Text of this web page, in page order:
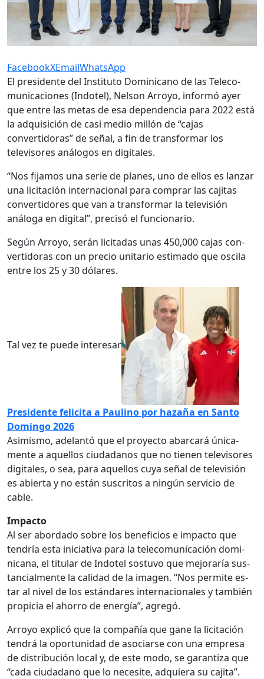
FacebookXEmailWhatsApp
El presidente del Instituto Dominicano de las Teleco­
municaciones (Indotel), Nelson Arroyo, informó ayer
que entre las metas de esa dependencia para 2022 está
la adquisición de casi medio millón de “cajas
convertidoras” de señal, a fin de transformar los
televisores análogos en digitales.
“Nos fijamos una serie de planes, uno de ellos es lan­zar
una licitación interna­cional para comprar las ca­jitas
convertidores que van a transformar la televisión
análoga en digital”, precisó el funcionario.
Según Arroyo, serán licita­das unas 450,000 cajas con­
vertidoras con un precio unitario estimado que osci­la
entre los 25 y 30 dólares.
Tal vez te puede interesar
Presidente felicita a Paulino por hazaña en Santo
Domingo 2026
Asimismo, adelantó que el proyecto abarcará única­
mente a aquellos ciudada­nos que no tienen televi­sores
digitales, o sea, para aquellos cuya señal de tele­visión
es abierta y no están suscritos a ningún servicio de
cable.
Impacto
Al ser abordado sobre los beneficios e impacto que
tendría esta iniciativa para la telecomunicación domi­
nicana, el titular de Indotel sostuvo que mejoraría sus­
tancialmente la calidad de la imagen. “Nos permite es­
tar al nivel de los estándares internacionales y también
propicia el ahorro de ener­gía”, agregó.
Arroyo explicó que la com­pañía que gane la licitación
tendrá la oportunidad de asociarse con una empre­sa
de distribución local y, de este modo, se garantiza que
“cada ciudadano que lo ne­cesite, adquiera su cajita”.